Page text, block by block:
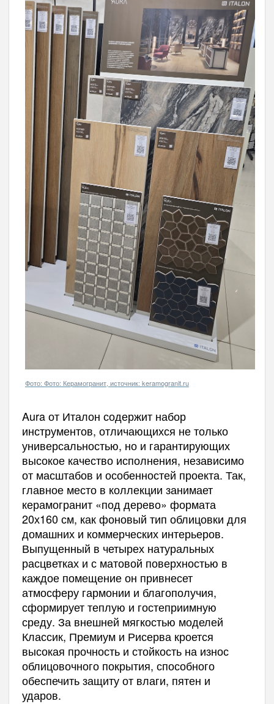
Фото: Фото: Керамогранит, источник: keramogranit.ru
Aura от Италон содержит набор
инструментов, отличающихся не только
универсальностью, но и гарантирующих
высокое качество исполнения, независимо
от масштабов и особенностей проекта. Так,
главное место в коллекции занимает
керамогранит «под дерево» формата
20х160 см, как фоновый тип облицовки для
домашних и коммерческих интерьеров.
Выпущенный в четырех натуральных
расцветках и с матовой поверхностью в
каждое помещение он привнесет
атмосферу гармонии и благополучия,
сформирует теплую и гостеприимную
среду. За внешней мягкостью моделей
Классик, Премиум и Рисерва кроется
высокая прочность и стойкость на износ
облицовочного покрытия, способного
обеспечить защиту от влаги, пятен и
ударов.